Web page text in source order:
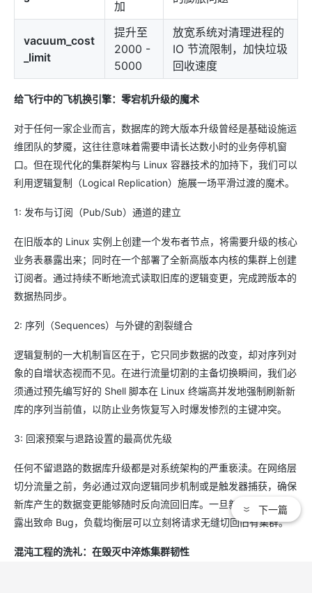
加
vacuum_cost
_limit
提升至
2000 -
5000
放宽系统对清理进程的
IO 节流限制，加快垃圾
回收速度
给飞行中的飞机换引擎：零宕机升级的魔术
对于任何一家企业而言，数据库的跨大版本升级曾经是基础设施运
维团队的梦魇，这往往意味着需要申请长达数小时的业务停机窗
口。但在现代化的集群架构与 Linux 容器技术的加持下，我们可以
利用逻辑复制（Logical Replication）施展一场平滑过渡的魔术。
1: 发布与订阅（Pub/Sub）通道的建立
在旧版本的 Linux 实例上创建一个发布者节点，将需要升级的核心
业务表暴露出来；同时在一个部署了全新高版本内核的集群上创建
订阅者。通过持续不断地流式读取旧库的逻辑变更，完成跨版本的
数据热同步。
2: 序列（Sequences）与外键的割裂缝合
逻辑复制的一大机制盲区在于，它只同步数据的改变，却对序列对
象的自增状态视而不见。在进行流量切割的主备切换瞬间，我们必
须通过预先编写好的 Shell 脚本在 Linux 终端高并发地强制刷新新
库的序列当前值，以防止业务恢复写入时爆发惨烈的主键冲突。
3: 回滚预案与退路设置的最高优先级
任何不留退路的数据库升级都是对系统架构的严重亵渎。在网络层
切分流量之前，务必通过双向逻辑同步机制或是触发器捕获，确保
新库产生的数据变更能够随时反向流回旧库。一旦新版本的内核暴
露出致命 Bug，负载均衡层可以立刻将请求无缝切回旧有集群。
混沌工程的洗礼：在毁灭中淬炼集群韧性
下一篇